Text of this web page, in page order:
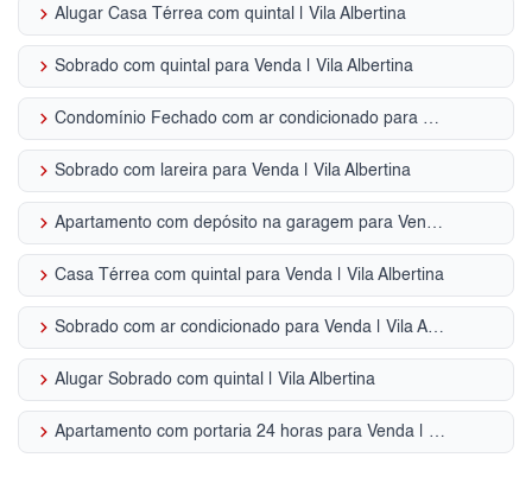
keyboard_arrow_right Alugar Casa Térrea com quintal | Vila Albertina
keyboard_arrow_right Sobrado com quintal para Venda | Vila Albertina
keyboard_arrow_right Condomínio Fechado com ar condicionado para Venda | Vila Albertina
keyboard_arrow_right Sobrado com lareira para Venda | Vila Albertina
keyboard_arrow_right Apartamento com depósito na garagem para Venda | Vila Albertina
keyboard_arrow_right Casa Térrea com quintal para Venda | Vila Albertina
keyboard_arrow_right Sobrado com ar condicionado para Venda | Vila Albertina
keyboard_arrow_right Alugar Sobrado com quintal | Vila Albertina
keyboard_arrow_right Apartamento com portaria 24 horas para Venda | Vila Albertina